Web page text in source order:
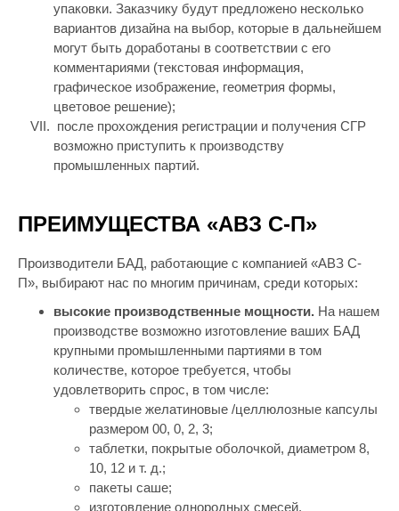
упаковки. Заказчику будут предложено несколько
вариантов дизайна на выбор, которые в дальнейшем
могут быть доработаны в соответствии с его
комментариями (текстовая информация,
графическое изображение, геометрия формы,
цветовое решение);
после прохождения регистрации и получения СГР
возможно приступить к производству
промышленных партий.
ПРЕИМУЩЕСТВА «АВЗ С-П»
Производители БАД, работающие с компанией «АВЗ С-
П», выбирают нас по многим причинам, среди которых:
высокие производственные мощности. На нашем
производстве возможно изготовление ваших БАД
крупными промышленными партиями в том
количестве, которое требуется, чтобы
удовлетворить спрос, в том числе:
твердые желатиновые /целлюлозные капсулы
размером 00, 0, 2, 3;
таблетки, покрытые оболочкой, диаметром 8,
10, 12 и т. д.;
пакеты саше;
изготовление однородных смесей.